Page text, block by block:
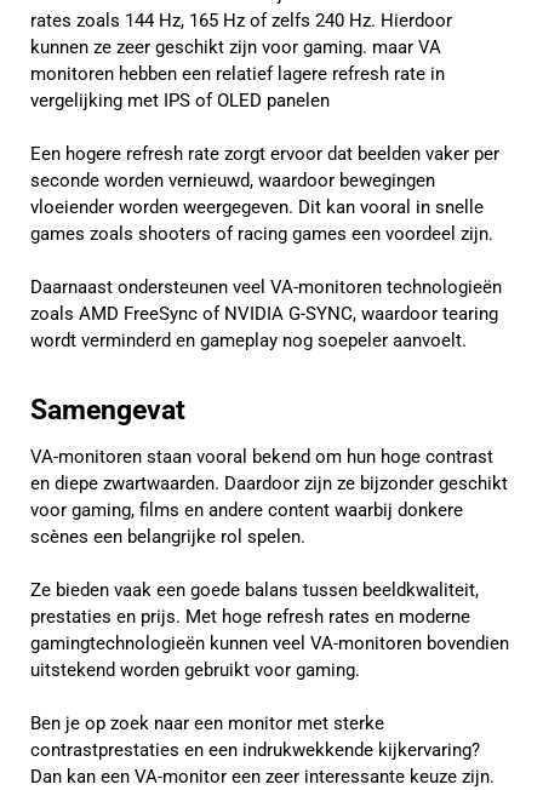
rates zoals 144 Hz, 165 Hz of zelfs 240 Hz. Hierdoor
kunnen ze zeer geschikt zijn voor gaming. maar VA
monitoren hebben een relatief lagere refresh rate in
vergelijking met IPS of OLED panelen
Een hogere refresh rate zorgt ervoor dat beelden vaker per
seconde worden vernieuwd, waardoor bewegingen
vloeiender worden weergegeven. Dit kan vooral in snelle
games zoals shooters of racing games een voordeel zijn.
Daarnaast ondersteunen veel VA-monitoren technologieën
zoals AMD FreeSync of NVIDIA G-SYNC, waardoor tearing
wordt verminderd en gameplay nog soepeler aanvoelt.
Samengevat
VA-monitoren staan vooral bekend om hun hoge contrast
en diepe zwartwaarden. Daardoor zijn ze bijzonder geschikt
voor gaming, films en andere content waarbij donkere
scènes een belangrijke rol spelen.
Ze bieden vaak een goede balans tussen beeldkwaliteit,
prestaties en prijs. Met hoge refresh rates en moderne
gamingtechnologieën kunnen veel VA-monitoren bovendien
uitstekend worden gebruikt voor gaming.
Ben je op zoek naar een monitor met sterke
contrastprestaties en een indrukwekkende kijkervaring?
Dan kan een VA-monitor een zeer interessante keuze zijn.